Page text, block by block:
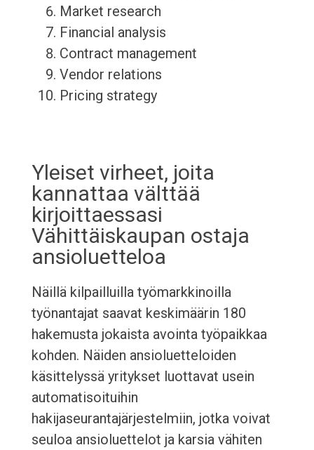
Market research
Financial analysis
Contract management
Vendor relations
Pricing strategy
Yleiset virheet, joita
kannattaa välttää
kirjoittaessasi
Vähittäiskaupan ostaja
ansioluetteloa
Näillä kilpailluilla työmarkkinoilla
työnantajat saavat keskimäärin 180
hakemusta jokaista avointa työpaikkaa
kohden. Näiden ansioluetteloiden
käsittelyssä yritykset luottavat usein
automatisoituihin
hakijaseurantajärjestelmiin, jotka voivat
seuloa ansioluettelot ja karsia vähiten